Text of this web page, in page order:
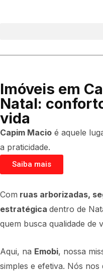
Imóveis em
Natal:
vida
Capim Macio é aquele
a praticidade.
Saiba mais
Com ruas arborizadas,
estratégica dentro de
quem busca qualidade de
Aqui, na Emobi, nossa
simples e efetiva. Nós